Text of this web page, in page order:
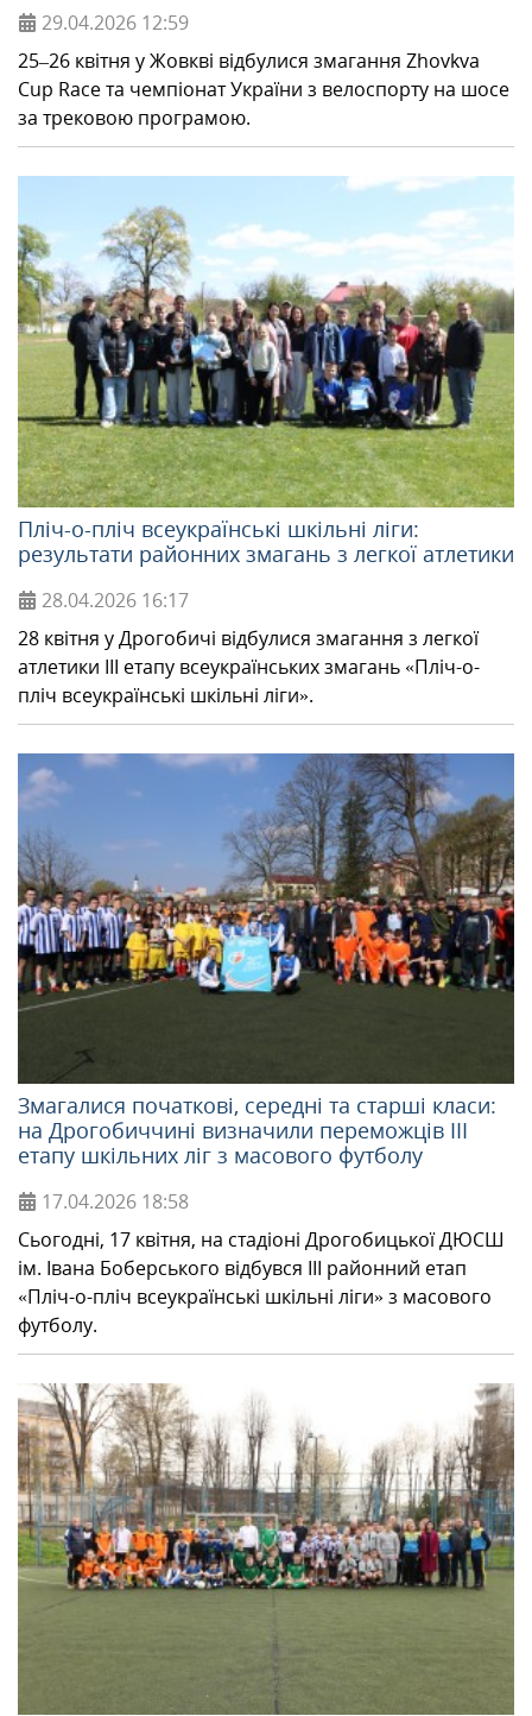
29.04.2026 12:59
25–26 квітня у Жовкві відбулися змагання Zhovkva
Cup Race та чемпіонат України з велоспорту на шосе
за трековою програмою.
Пліч-о-пліч всеукраїнські шкільні ліги:
результати районних змагань з легкої атлетики
28.04.2026 16:17
28 квітня у Дрогобичі відбулися змагання з легкої
атлетики ІІІ етапу всеукраїнських змагань «Пліч-о-
пліч всеукраїнські шкільні ліги».
Змагалися початкові, середні та старші класи:
на Дрогобиччині визначили переможців ІІІ
етапу шкільних ліг з масового футболу
17.04.2026 18:58
Сьогодні, 17 квітня, на стадіоні Дрогобицької ДЮСШ
ім. Івана Боберського відбувся ІІІ районний етап
«Пліч-о-пліч всеукраїнські шкільні ліги» з масового
футболу.